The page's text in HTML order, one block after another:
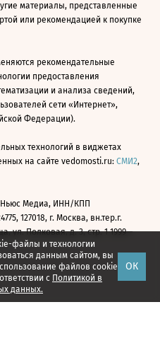
файлы и технологии
данным сайтом, вы
файлов cookie
с Политикой в
данных.
ОК
материалы, представленные
или рекомендацией к покупке
рекомендательные
предоставления
и анализа сведений,
сети «Интернет»,
Федерации).
технологий в виджетах
на сайте vedomosti.ru: СМИ2,
Медиа, ИНН/КПП
127018, г. Москва, вн.тер.г.
ул. Полковая, д. 3, стр. 1 1999—